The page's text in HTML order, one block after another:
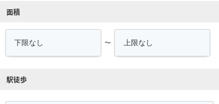
面積
～
駅徒歩